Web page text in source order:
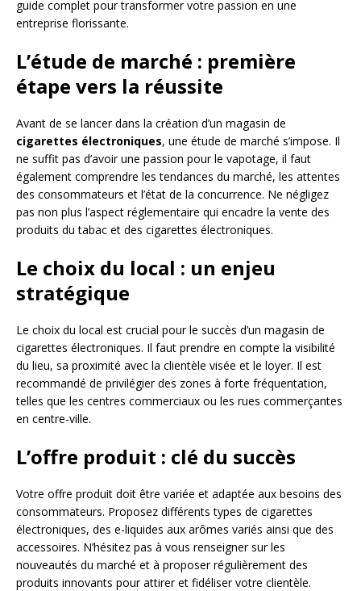
guide complet pour transformer votre passion en une
entreprise florissante.
L’étude de marché : première
étape vers la réussite
Avant de se lancer dans la création d’un magasin de
cigarettes électroniques, une étude de marché s’impose. Il
ne suffit pas d’avoir une passion pour le vapotage, il faut
également comprendre les tendances du marché, les attentes
des consommateurs et l’état de la concurrence. Ne négligez
pas non plus l’aspect réglementaire qui encadre la vente des
produits du tabac et des cigarettes électroniques.
Le choix du local : un enjeu
stratégique
Le choix du local est crucial pour le succès d’un magasin de
cigarettes électroniques. Il faut prendre en compte la visibilité
du lieu, sa proximité avec la clientèle visée et le loyer. Il est
recommandé de privilégier des zones à forte fréquentation,
telles que les centres commerciaux ou les rues commerçantes
en centre-ville.
L’offre produit : clé du succès
Votre offre produit doit être variée et adaptée aux besoins des
consommateurs. Proposez différents types de cigarettes
électroniques, des e-liquides aux arômes variés ainsi que des
accessoires. N’hésitez pas à vous renseigner sur les
nouveautés du marché et à proposer régulièrement des
produits innovants pour attirer et fidéliser votre clientèle.